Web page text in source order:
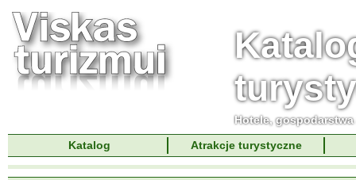
Hotele,
Katalog
Atrakcje turystyczne